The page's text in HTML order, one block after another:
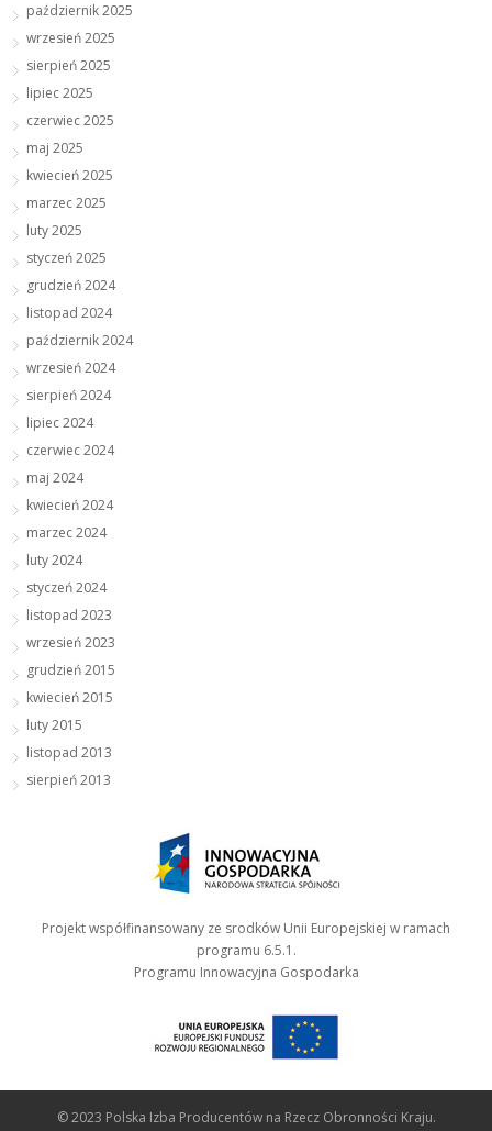
październik 2025
wrzesień 2025
sierpień 2025
lipiec 2025
czerwiec 2025
maj 2025
kwiecień 2025
marzec 2025
luty 2025
styczeń 2025
grudzień 2024
listopad 2024
październik 2024
wrzesień 2024
sierpień 2024
lipiec 2024
czerwiec 2024
maj 2024
kwiecień 2024
marzec 2024
luty 2024
styczeń 2024
listopad 2023
wrzesień 2023
grudzień 2015
kwiecień 2015
luty 2015
listopad 2013
sierpień 2013
Projekt współfinansowany ze srodków Unii Europejskiej w ramach
programu 6.5.1.
Programu Innowacyjna Gospodarka
© 2023 Polska Izba Producentów na Rzecz Obronności Kraju.